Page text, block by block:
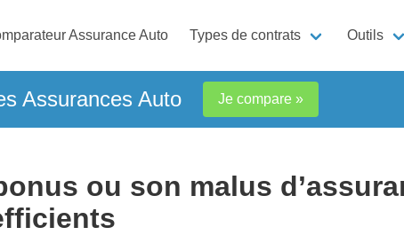
Assurance Auto Types de contrats Outils
Assurances Auto Je compare »
ou son malus